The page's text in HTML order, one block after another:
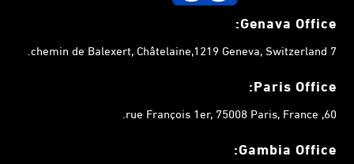
Genava Office:
7 chemin de Balexert, Châtelaine,1219 Geneva, Switzerland.
Paris Office:
60, rue François 1er, 75008 Paris, France.
Gambia Office: